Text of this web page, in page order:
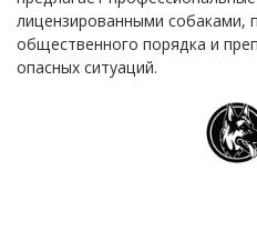
лицензированными собаками,
общественного порядка и
опасных ситуаций.